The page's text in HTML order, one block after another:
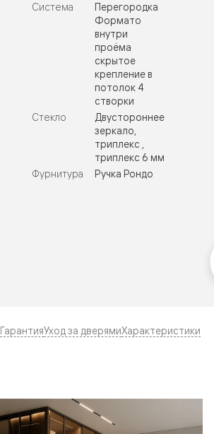
Система
Перегородка
Формато
внутри
проёма
скрытое
крепление в
потолок 4
створки
Стекло
Двустороннее
зеркало,
триплекс ,
триплекс 6 мм
Фурнитура
Ручка Рондо
ГарантияУход за дверямиХарактеристики